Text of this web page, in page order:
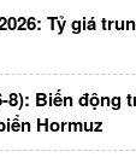
Tỷ giá
8): Biến động
Hormuz